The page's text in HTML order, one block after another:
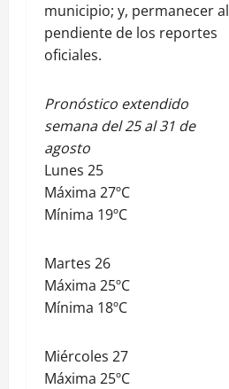
municipio; y, permanecer al
pendiente de los reportes
oficiales.
Pronóstico extendido
semana del 25 al 31 de
agosto
Lunes 25
Máxima 27ºC
Mínima 19ºC
Martes 26
Máxima 25ºC
Mínima 18ºC
Miércoles 27
Máxima 25ºC